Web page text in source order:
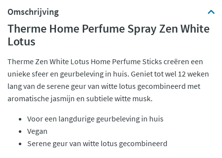
Omschrijving
Therme Home Perfume Spray Zen White
Lotus
Therme Zen White Lotus Home Perfume Sticks creëren een
unieke sfeer en geurbeleving in huis. Geniet tot wel 12 weken
lang van de serene geur van witte lotus gecombineerd met
aromatische jasmijn en subtiele witte musk.
Voor een langdurige geurbeleving in huis
Vegan
Serene geur van witte lotus gecombineerd